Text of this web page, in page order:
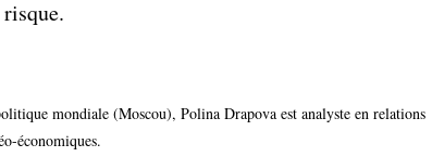
mondiale (Moscou), Polina Drapova est analyste en relations
économiques.